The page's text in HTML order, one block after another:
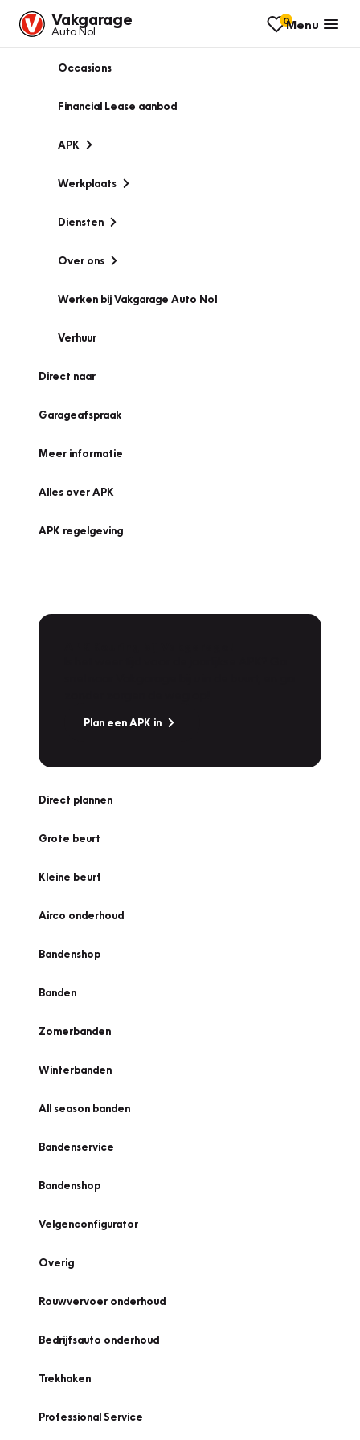
Vakgarage
Auto Nol
0Menu
Occasions
Financial Lease aanbod
APK
Werkplaats
Diensten
Over ons
Werken bij Vakgarage Auto Nol
Verhuur
Direct naar
Garageafspraak
Meer informatie
Alles over APK
APK regelgeving
Plan een APK in
Direct plannen
Grote beurt
Kleine beurt
Airco onderhoud
Bandenshop
Banden
Zomerbanden
Winterbanden
All season banden
Bandenservice
Bandenshop
Velgenconfigurator
Overig
Rouwvervoer onderhoud
Bedrijfsauto onderhoud
Trekhaken
Professional Service